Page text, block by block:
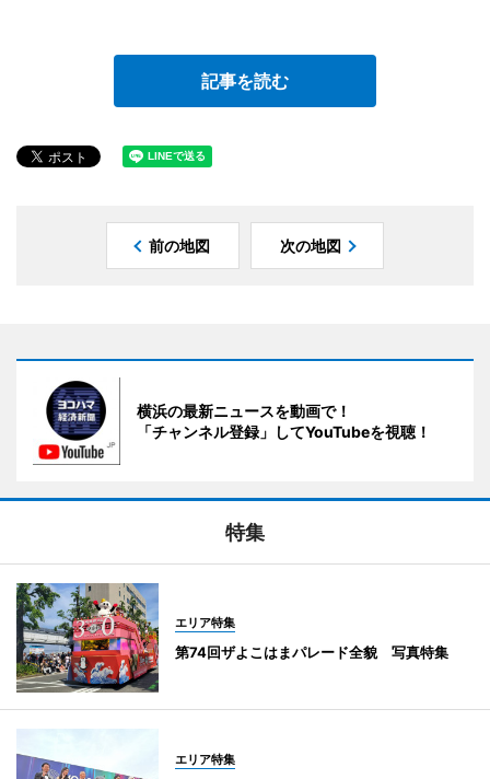
記事を読む
前の地図 次の地図
横浜の最新ニュースを動画で！
「チャンネル登録」してYouTubeを視聴！
特集
エリア特集
第74回ザよこはまパレード全貌 写真特集
エリア特集